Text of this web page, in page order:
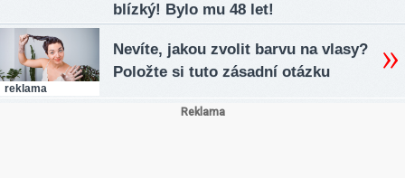
blízký! Bylo mu 48 let!
reklama
Nevíte, jakou zvolit barvu na vlasy?
Položte si tuto zásadní otázku